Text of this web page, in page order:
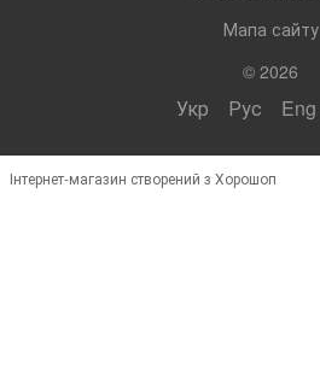
Мапа сайту
© 2026
Укр Рус Eng
Інтернет-магазин створений з Хорошоп